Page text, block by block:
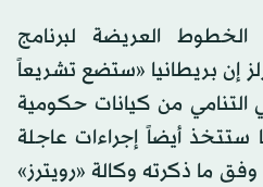
العريضة لبرنامج
إن بريطانيا «ستضع تشريعاً
التنامي من كيانات حكومية
ستتخذ أيضاً إجراءات عاجلة
ما ذكرته وكالة «رويترز»